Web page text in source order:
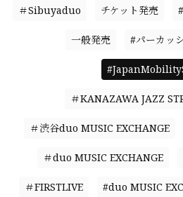
＃Sibuyaduo チケット発売
一般発売 #パーカッ
＃KANAZAWA JAZZ
＃渋谷duo MUSIC EXCHANGE
＃duo MUSIC EXCHANGE
＃FIRSTLIVE #duo MUSIC